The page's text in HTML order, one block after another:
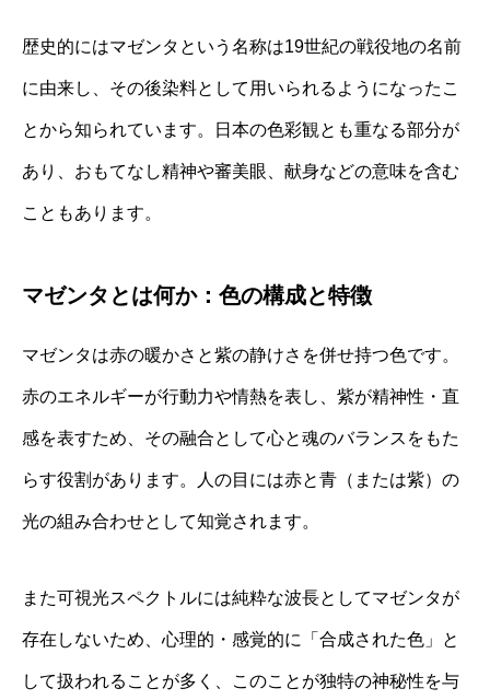
歴史的にはマゼンタという名称は19世紀の戦役地の名前
に由来し、その後染料として用いられるようになったこ
とから知られています。日本の色彩観とも重なる部分が
あり、おもてなし精神や審美眼、献身などの意味を含む
こともあります。
マゼンタとは何か：色の構成と特徴
マゼンタは赤の暖かさと紫の静けさを併せ持つ色です。
赤のエネルギーが行動力や情熱を表し、紫が精神性・直
感を表すため、その融合として心と魂のバランスをもた
らす役割があります。人の目には赤と青（または紫）の
光の組み合わせとして知覚されます。
また可視光スペクトルには純粋な波長としてマゼンタが
存在しないため、心理的・感覚的に「合成された色」と
して扱われることが多く、このことが独特の神秘性を与